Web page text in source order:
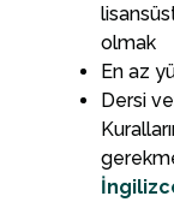
olmak
En az
Dersi